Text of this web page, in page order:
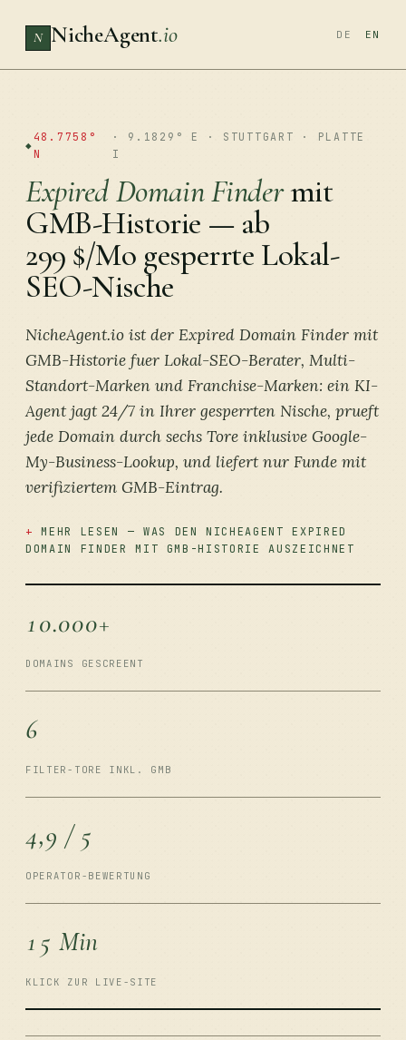
N NicheAgent.io DE EN
48.7758°
N
· 9.1829° E · STUTTGART · PLATTE
I
Expired Domain Findermit
GMB-Historie — ab
299 $/Mo gesperrte Lokal-
SEO-Nische
NicheAgent.io ist der Expired Domain Finder mit
GMB-Historie fuer Lokal-SEO-Berater, Multi-
Standort-Marken und Franchise-Marken: ein KI-
Agent jagt 24/7 in Ihrer gesperrten Nische, prueft
jede Domain durch sechs Tore inklusive Google-
My-Business-Lookup, und liefert nur Funde mit
verifiziertem GMB-Eintrag.
MEHR LESEN — WAS DEN NICHEAGENT EXPIRED
DOMAIN FINDER MIT GMB-HISTORIE AUSZEICHNET
10.000+
DOMAINS GESCREENT
6
FILTER-TORE INKL. GMB
4,9 / 5
OPERATOR-BEWERTUNG
15 Min
KLICK ZUR LIVE-SITE
AUKTION · LIVE